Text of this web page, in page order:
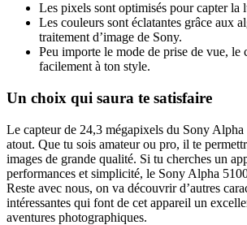
Les pixels sont optimisés pour capter la
Les couleurs sont éclatantes grâce aux
traitement d’image de Sony.
Peu importe le mode de prise de vue, le
facilement à ton style.
Un choix qui saura te satisfaire
Le capteur de 24,3 mégapixels du Sony
atout. Que tu sois amateur ou pro, il te
images de grande qualité. Si tu cherches un
performances et simplicité, le Sony Alpha
Reste avec nous, on va découvrir d’autres
intéressantes qui font de cet appareil un
aventures photographiques.